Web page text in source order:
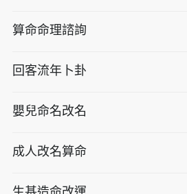
算命命理諮詢
回客流年卜卦
嬰兒命名改名
成人改名算命